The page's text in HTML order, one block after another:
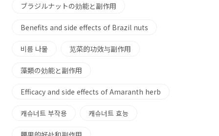
ブラジルナットの効能と副作用
Benefits and side effects of Brazil nuts
비름 나물 苋菜的功效与副作用
藻類の効能と副作用
Efficacy and side effects of Amaranth herb
캐슈너트 부작용 캐슈너트 효능